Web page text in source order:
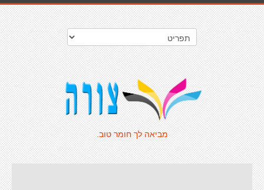
מביאה לך חומר טוב.